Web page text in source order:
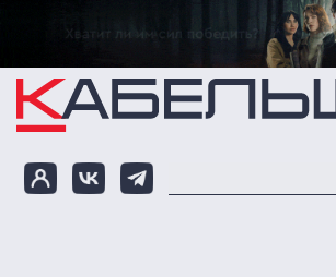
Перейти к основному содержанию